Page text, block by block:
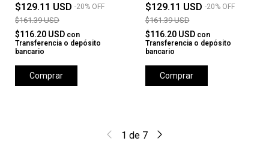
$129.11 USD -20% OFF
$161.39 USD
$116.20 USD con
Transferencia o depósito
bancario
Comprar
$129.11 USD -20% OFF
$161.39 USD
$116.20 USD con
Transferencia o depósito
bancario
Comprar
1 de 7